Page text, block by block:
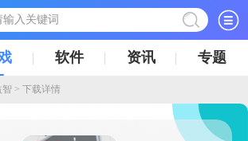
软件 资讯 专题
智 > 下载详情